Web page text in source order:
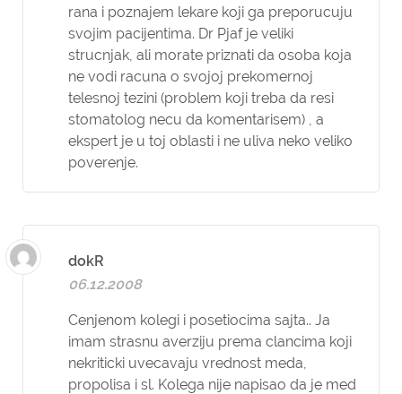
rana i poznajem lekare koji ga preporucuju
svojim pacijentima. Dr Pjaf je veliki
strucnjak, ali morate priznati da osoba koja
ne vodi racuna o svojoj prekomernoj
telesnoj tezini (problem koji treba da resi
stomatolog necu da komentarisem) , a
ekspert je u toj oblasti i ne uliva neko veliko
poverenje.
dokR
06.12.2008
Cenjenom kolegi i posetiocima sajta.. Ja
imam strasnu averziju prema clancima koji
nekriticki uvecavaju vrednost meda,
propolisa i sl. Kolega nije napisao da je med